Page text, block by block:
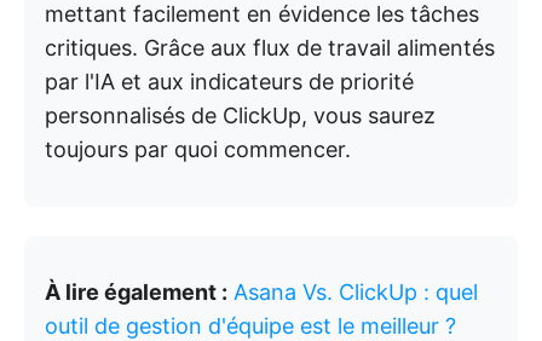
mettant facilement en évidence les tâches
critiques. Grâce aux flux de travail alimentés
par l'IA et aux indicateurs de priorité
personnalisés de ClickUp, vous saurez
toujours par quoi commencer.
À lire également : Asana Vs. ClickUp : quel
outil de gestion d'équipe est le meilleur ?